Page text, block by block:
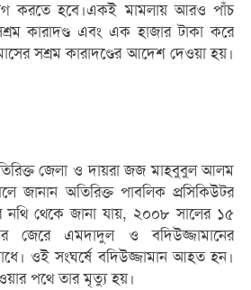
করতে হবে।একই মামলায় আরও পাঁচ
কারাদণ্ড এবং এক হাজার টাকা করে
সশ্রম কারাদণ্ডের আদেশ দেওয়া হয়।
জেলা ও দায়রা জজ মাহবুবুল আলম
জানান অতিরিক্ত পাবলিক প্রসিকিউটর
নথি থেকে জানা যায়, ২০০৮ সালের ১৫
জেরে এমদাদুল ও বদিউজ্জামানের
ওই সংঘর্ষে বদিউজ্জামান আহত হন।
পথে তার মৃত্যু হয়।